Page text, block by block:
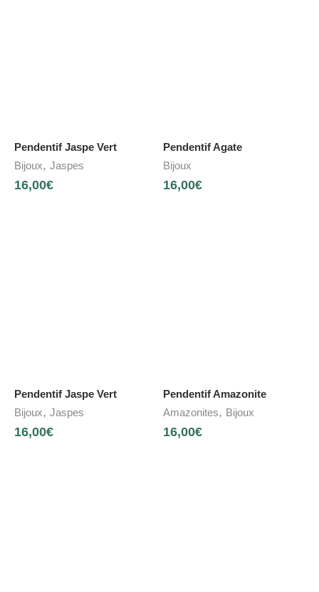
Pendentif Jaspe Vert
Bijoux, Jaspes
16,00€
Pendentif Agate
Bijoux
16,00€
Pendentif Jaspe Vert
Bijoux, Jaspes
16,00€
Pendentif Amazonite
Amazonites, Bijoux
16,00€